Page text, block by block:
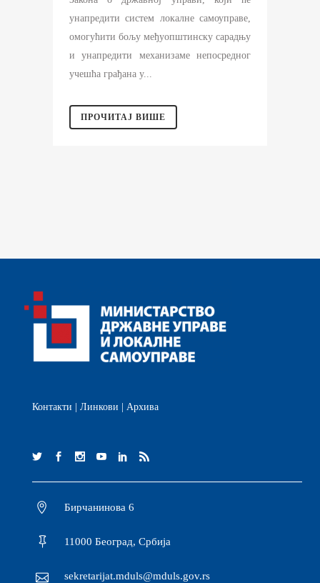
унапредити систем локалне самоуправе,
омогућити бољу међуопштинску сарадњу
и унапредити механизаме непосредног
учешћа грађана у...
ПРОЧИТАЈ ВИШЕ
Контакти Линкови Архива
Бирчанинова 6
11000 Београд, Србија
sekretarijat.mduls@mduls.gov.rs